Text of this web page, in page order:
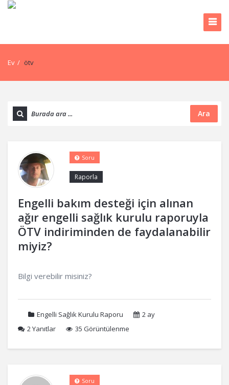
Ev / ötv
Ara
Engelli bakım desteği için alınan
ağır engelli sağlık kurulu raporuyla
ÖTV indiriminden de faydalanabilir
miyiz?
Raporla
Soru
Bilgi verebilir misiniz?
Engelli Sağlık Kurulu Raporu
2 ay
2Yanıtlar 35 Görüntülenme
Soru